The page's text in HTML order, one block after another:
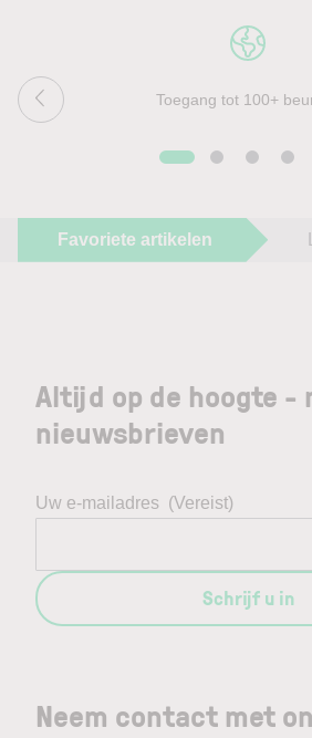
Toegang tot 100+
Favoriete artikelen
Neem contact met
Altijd op de hoogte -
nieuwsbrieven
Uw e-mailadres (Vereist)
Schrijf u in